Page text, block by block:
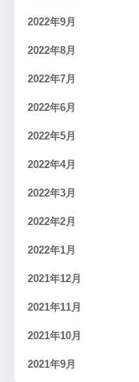
2022年9月
2022年8月
2022年7月
2022年6月
2022年5月
2022年4月
2022年3月
2022年2月
2022年1月
2021年12月
2021年11月
2021年10月
2021年9月